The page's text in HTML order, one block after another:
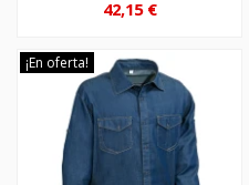
42,15 €
¡En oferta!